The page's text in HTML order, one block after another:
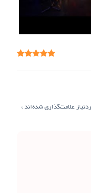
علامت‌گذاری شده‌اند *